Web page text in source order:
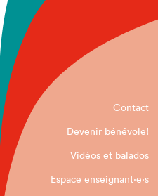
Contact
Devenir bénévole!
Vidéos et balados
Espace enseignant·e⋅s